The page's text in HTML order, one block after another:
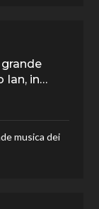
Ian, in…
musica dei